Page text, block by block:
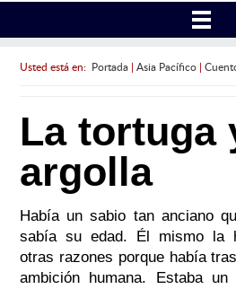
Usted está en: Portada| Asia Pacífico|
La tortuga
argolla
Había un sabio tan anciano
sabía su edad. Él mismo la
otras razones porque había
ambición humana. Estaba